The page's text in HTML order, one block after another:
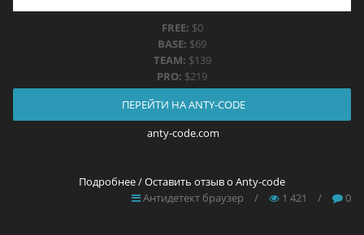
FREE: $0
BASE: $69
TEAM: $139
PRO: $219
ПЕРЕЙТИ НА ANTY-CODE
anty-code.com
Подробнее / Оставить отзыв о Anty-code
Антидетект браузер
/ 1 421 / 0